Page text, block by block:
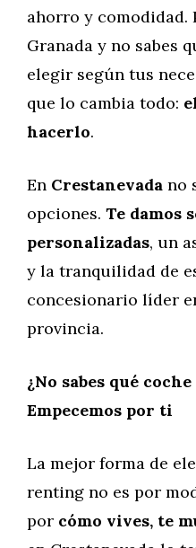
ahorro y comodidad.
Granada y no sabes
elegir según tus
que lo cambia todo:
hacerlo.
En Crestanevada no
opciones. Te damos
personalizadas, un
y la tranquilidad de
concesionario líder
provincia.
¿No sabes qué
Empecemos por ti
La mejor forma de
renting no es por
por cómo vives, te